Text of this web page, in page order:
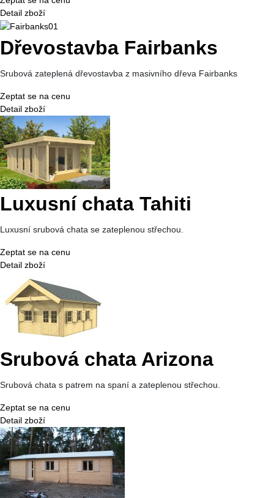
Detail zboží
Dřevostavba Fairbanks
Srubová zateplená dřevostavba z masivního dřeva Fairbanks
Zeptat se na cenu
Detail zboží
Luxusní chata Tahiti
Luxusní srubová chata se zateplenou střechou.
Zeptat se na cenu
Detail zboží
Srubová chata Arizona
Srubová chata s patrem na spaní a zateplenou střechou.
Zeptat se na cenu
Detail zboží